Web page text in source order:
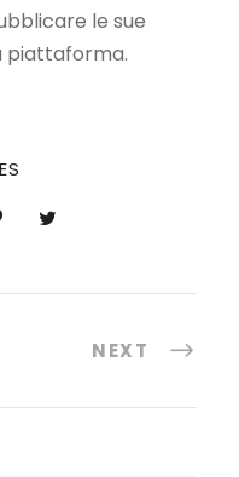
le sue
piattaforma.
NEXT